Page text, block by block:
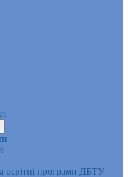
освітні програми ДБТУ